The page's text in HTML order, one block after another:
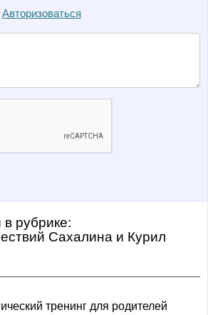
Авторизоваться
рубрике:
Сахалина и Курил
тренинг для родителей